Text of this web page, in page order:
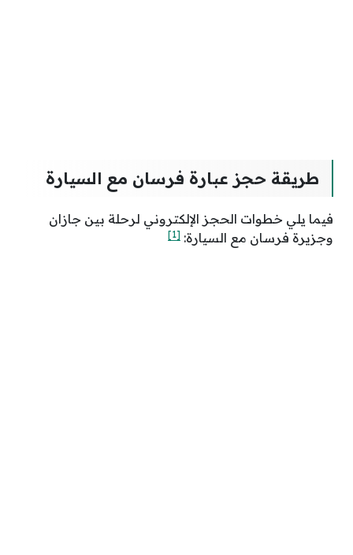
طريقة حجز عبارة فرسان مع السيارة
فيما يلي خطوات الحجز الإلكتروني لرحلة بين جازان
وجزيرة فرسان مع السيارة: [1]